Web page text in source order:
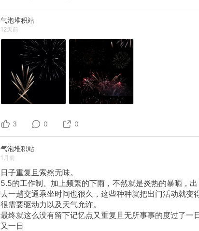
气泡堆积站
12天前
3 0 0
气泡堆积站
1月前
日子重复且索然无味。
5.5的工作制、加上频繁的下雨，不然就是炎热的暴晒，出
去一趟交通乘坐时间也很久，这些种种就把出门活动就变
很需要驱动力以及天气允许。
最终就这么没有留下记忆点又重复且无所事事的度过了一
又一日